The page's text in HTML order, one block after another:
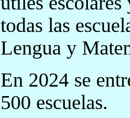
todas las
Lengua y
En 2024 se
500 escuelas.